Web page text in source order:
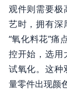
观件则需要极
艺时，拥有深
“氧化料花”痛
控开始，选用
试氧化。这种
量零件出现颜